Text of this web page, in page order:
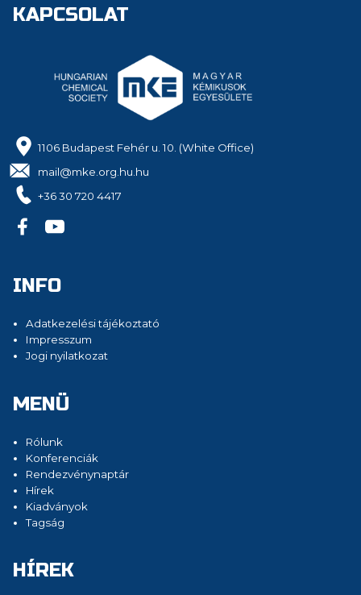
KAPCSOLAT
1106 Budapest Fehér u. 10. (White Office)
mail@mke.org.hu.hu
+36 30 720 4417
INFO
Adatkezelési tájékoztató
Impresszum
Jogi nyilatkozat
MENÜ
Rólunk
Konferenciák
Rendezvénynaptár
Hírek
Kiadványok
Tagság
HÍREK